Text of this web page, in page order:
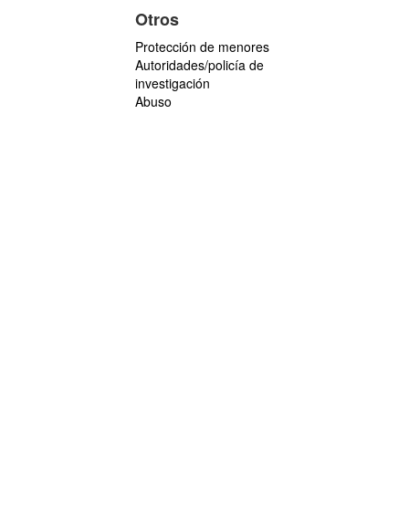
Otros
Protección de menores
Autoridades/policía de
investigación
Abuso